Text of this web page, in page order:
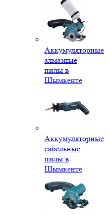
Аккумуляторные
алмазные
пилы в
Шымкенте
Аккумуляторные
сабельные
пилы в
Шымкенте